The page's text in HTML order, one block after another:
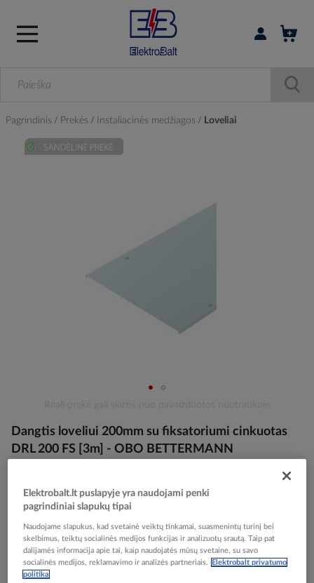
Prisijungti /
Pagrindinis Prekės Instaliacinės medžiagos Loveliai
the
beginning
of
images
gallery
Dangtis loveliui 200mm su fiksatoriumi cinkuotas
DRL 200 FS [3m] - OBO BETTERMANN
Elektrobalt prekės kodas
EAN kodas
Gamintojo prekės kodas
6052207
Prisijunkite, norėdami pamatyti kainas
Elektrobalt.lt puslapyje yra naudojami penki
pagrindiniai slapukų tipai
Naudojame slapukus, kad svetainė veiktų tinkamai, suasmenintų turinį bei
skelbimus, teiktų socialinės medijos funkcijas ir analizuotų srautą. Taip pat
dalijamės informacija apie tai, kaip naudojatės mūsų svetaine, su savo
socialinės medijos, reklamavimo ir analizės partneriais.
Elektrobalt privatumo
politika